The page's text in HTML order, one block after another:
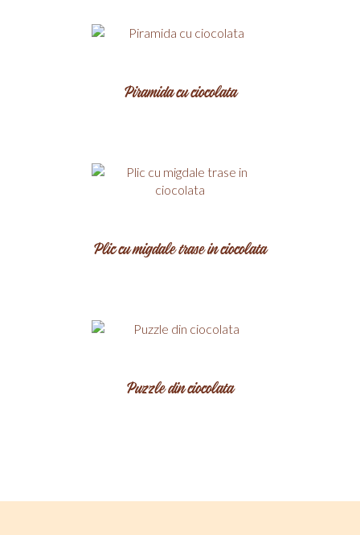
Piramida cu ciocolata
Plic cu migdale trase in ciocolata
Puzzle din ciocolata